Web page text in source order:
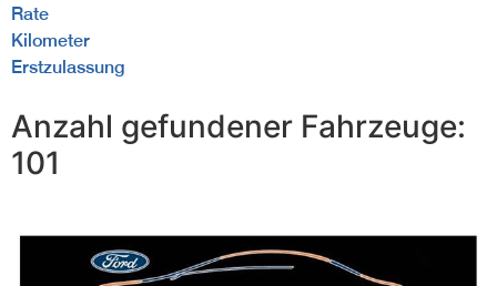
Rate
Kilometer
Erstzulassung
Anzahl gefundener Fahrzeuge:
101